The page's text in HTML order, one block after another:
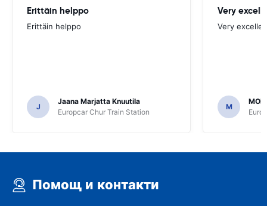
Erittäin helppo
Erittäin helppo
J
Jaana Marjatta Knuutila
Europcar Chur Train Station
Very
Very
M
Помощ и контакти